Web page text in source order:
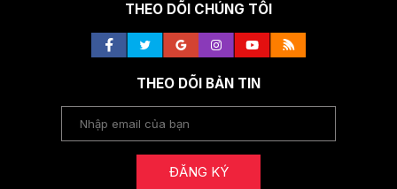
THEO DÕI CHÚNG TÔI
THEO DÕI BẢN TIN
ĐĂNG KÝ